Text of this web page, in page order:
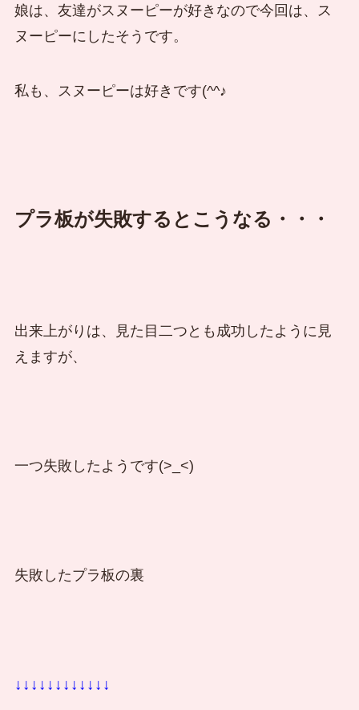
娘は、友達がスヌーピーが好きなので今回は、ス
ヌーピーにしたそうです。
私も、スヌーピーは好きです(^^♪
プラ板が失敗するとこうなる・・・
出来上がりは、見た目二つとも成功したように見
えますが、
一つ失敗したようです(>_<)
失敗したプラ板の裏
↓↓↓↓↓↓↓↓↓↓↓↓